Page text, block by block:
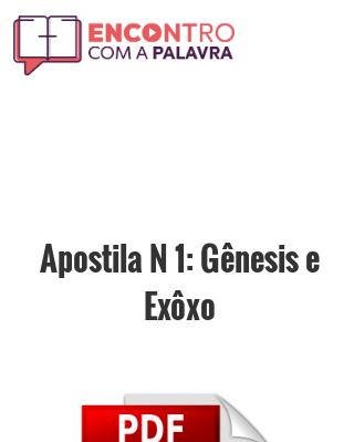
Apostila N 1: Gênesis e
Exôxo